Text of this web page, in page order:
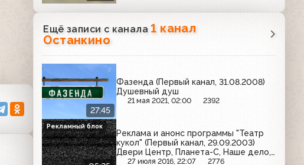
Ещё записи с канала1 канал
Останкино
27:45
Фазенда (Первый канал, 31.08.2008)
Душевный душ
21 мая 2021, 02:00 2392
Реклама и анонс программы "Театр
кукол" (Первый канал, 29.09.2003)
Двери Центр, Планета-С, Наше дело,
Overtime, Линекс, Faberlic, Моя семья,
27 июля 2016, 22:07 2776
Рекламный блок